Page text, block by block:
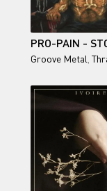
Groove Metal